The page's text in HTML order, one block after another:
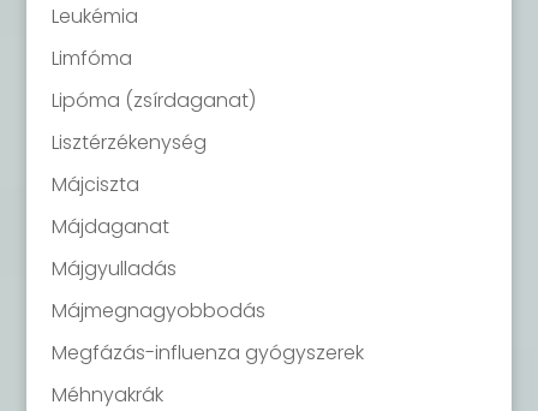
Leukémia
Limfóma
Lipóma (zsírdaganat)
Lisztérzékenység
Májciszta
Májdaganat
Májgyulladás
Májmegnagyobbodás
Megfázás-influenza gyógyszerek
Méhnyakrák